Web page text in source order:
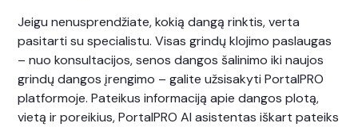
Jeigu nenusprendžiate, kokią dangą rinktis, verta
pasitarti su specialistu. Visas grindų klojimo paslaugas
– nuo konsultacijos, senos dangos šalinimo iki naujos
grindų dangos įrengimo – galite užsisakyti PortalPRO
platformoje. Pateikus informaciją apie dangos plotą,
vietą ir poreikius, PortalPRO AI asistentas iškart pateiks